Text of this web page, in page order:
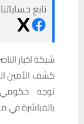
تابع
شبكة اخبار
كشف الأمين
توجه حكومي
بالمباشرة في